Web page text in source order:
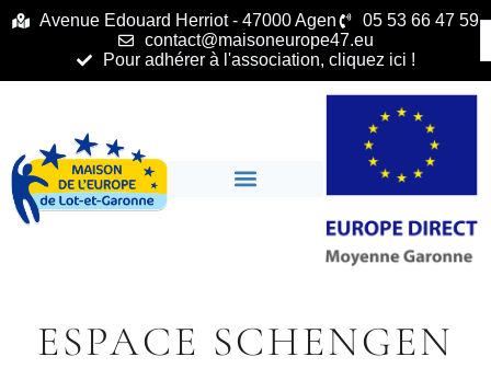
principalAvenue Edouard Herriot - 47000 Agen
05 53 66 47 59
contact@maisoneurope47.eu
Pour adhérer à l'association, cliquez ici !
ESPACE SCHENGEN